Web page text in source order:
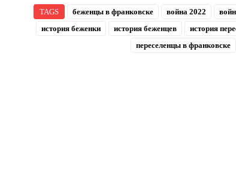
TAGS беженцы в франковске война 2022
история беженки
история беженцев история
переселенцы в франковске